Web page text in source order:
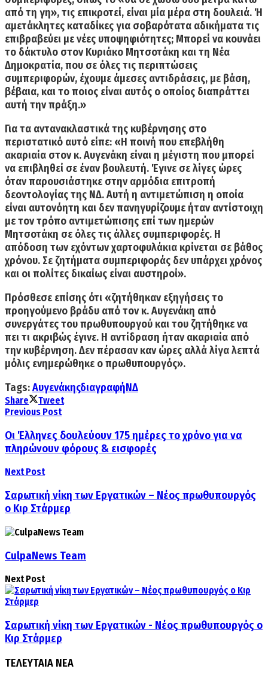
από τη γη», τις επικροτεί, είναι μία μέρα στη δουλειά. Ή
αμετάκλητες καταδίκες για σοβαρότατα αδικήματα τις
επιβραβεύει με νέες υποψηφιότητες; Μπορεί να κουνάει
το δάκτυλο στον Κυριάκο Μητσοτάκη και τη Νέα
Δημοκρατία, που σε όλες τις περιπτώσεις
συμπεριφορών, έχουμε άμεσες αντιδράσεις, με βάση,
βέβαια, και το ποιος είναι αυτός ο οποίος διαπράττει
αυτή την πράξη.»
Για τα αντανακλαστικά της κυβέρνησης στο
περιστατικό αυτό είπε: «Η ποινή που επεβλήθη
ακαριαία στον κ. Αυγενάκη είναι η μέγιστη που μπορεί
να επιβληθεί σε έναν βουλευτή. Έγινε σε λίγες ώρες
όταν παρουσιάστηκε στην αρμόδια επιτροπή
δεοντολογίας της ΝΔ. Αυτή η αντιμετώπιση η οποία
είναι αυτονόητη και δεν πανηγυρίζουμε ήταν αντίστοιχη
με τον τρόπο αντιμετώπισης επί των ημερών
Μητσοτάκη σε όλες τις άλλες συμπεριφορές. Η
απόδοση των εχόντων χαρτοφυλάκια κρίνεται σε βάθος
χρόνου. Σε ζητήματα συμπεριφοράς δεν υπάρχει χρόνος
και οι πολίτες δικαίως είναι αυστηροί».
Πρόσθεσε επίσης ότι «ζητήθηκαν εξηγήσεις το
προηγούμενο βράδυ από τον κ. Αυγενάκη από
συνεργάτες του πρωθυπουργού και του ζητήθηκε να
πει τι ακριβώς έγινε. Η αντίδραση ήταν ακαριαία από
την κυβέρνηση. Δεν πέρασαν καν ώρες αλλά λίγα λεπτά
μόλις ενημερώθηκε ο πρωθυπουργός».
Tags:ΑυγενάκηςδιαγραφήΝΔ
Share
Tweet
Previous Post
Οι Έλληνες δουλεύουν 175 ημέρες το χρόνο για να
πληρώνουν φόρους & εισφορές
Next Post
Σαρωτική νίκη των Εργατικών – Νέος πρωθυπουργός
ο Κιρ Στάρμερ
CulpaNews Team
Next Post
Σαρωτική νίκη των Εργατικών - Νέος πρωθυπουργός ο
Κιρ Στάρμερ
ΤΕΛΕΥΤΑΙΑ ΝΕΑ